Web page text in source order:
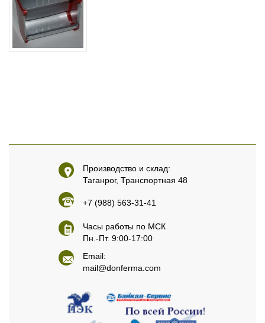
Производство и склад:
Таганрог, Транспортная 48
+7 (988) 563-31-41
Часы работы по МСК
Пн.-Пт. 9:00-17:00
Email:
mail@donferma.com